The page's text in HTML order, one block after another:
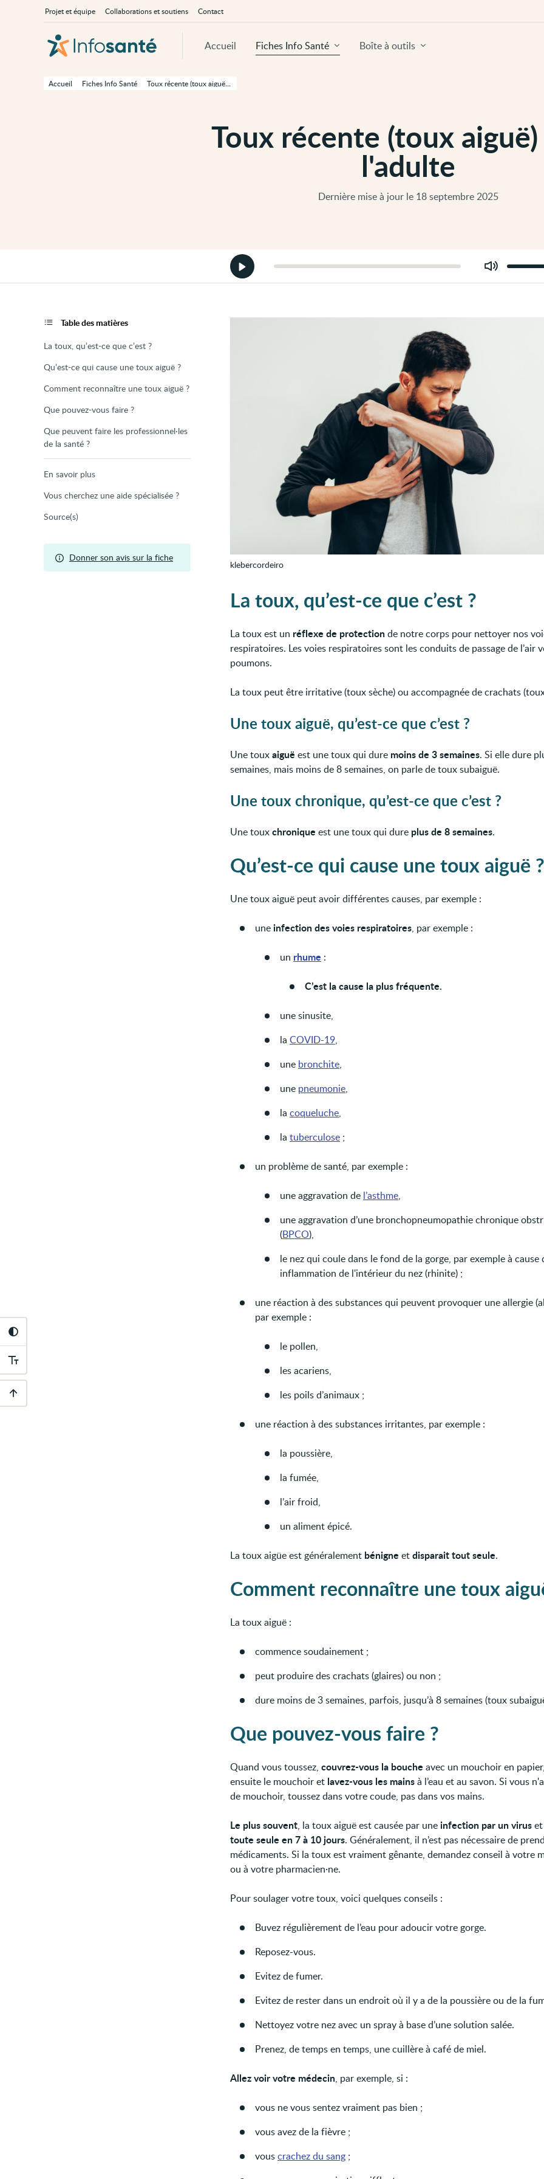
Toux récente (toux
l'adulte
Dernière mise à jour le 18 septembre 2025
Accueil Fiches Info Santé Toux récente (toux aiguë) chez l'adulte
principale
Accueil Fiches Info Santé Boîte à outils
À
propos
Projet et équipe Collaborations et soutiens Contact
Outils
d'accessibilité
Descendre
Démarrer
la
version
page
Modifier
volume
klebercordeiro
La toux, qu’est-ce que c’est ?
La toux est un réflexe de protectionde notre corps pour nettoyer nos
respiratoires. Les voies respiratoires sont les conduits de passage de l’air
poumons.
La toux peut être irritative (toux sèche) ou accompagnée de crachats
Une toux aiguë, qu’est-ce que c’est ?
Une touxaiguë est une toux qui dure moins de 3 semaines. Si elle dure
semaines, mais moins de 8 semaines, on parle de toux subaiguë.
Une toux chronique, qu’est-ce que c’est ?
Une touxchronique est une toux qui dure plus de 8 semaines.
Qu’est-ce qui cause une toux aiguë ?
Une toux aiguë peut avoir différentes causes, par exemple :
uneinfection des voies respiratoires, par exemple :
un rhume :
C’est la cause la plus fréquente.
une sinusite,
la COVID-19,
une bronchite,
une pneumonie,
la coqueluche,
la tuberculose ;
un problème de santé, par exemple :
une aggravation de l’asthme,
une aggravation d’une bronchopneumopathie chronique
(BPCO),
le nez qui coule dans le fond de la gorge, par exemple à cause
inflammation de l'intérieur du nez (rhinite) ;
une réaction à des substances qui peuvent provoquer une allergie
par exemple :
le pollen,
les acariens,
les poils d’animaux ;
une réaction à des substances irritantes, par exemple :
la poussière,
la fumée,
l’air froid,
un aliment épicé.
La toux aigüe est généralement bénigne etdisparait tout seule.
Comment reconnaître une toux
La toux aiguë :
commence soudainement ;
peut produire des crachats (glaires) ou non ;
dure moins de 3 semaines, parfois, jusqu’à 8 semaines (toux
Que pouvez-vous faire ?
Quand vous toussez, couvrez-vous la bouche avec un mouchoir en
ensuite le mouchoir et lavez-vous les mainsà l’eau et au savon. Si vous
de mouchoir, toussez dans votre coude, pas dans vos mains.
Le plus souvent, la toux aiguë est causée par uneinfection par un virus
toute seule en 7 à 10 jours. Généralement, il n’est pas nécessaire de
médicaments. Si la toux est vraiment gênante, demandez conseil à votre
ou à votre pharmacien·ne.
Pour soulager votre toux, voici quelques conseils :
Buvez régulièrement de l’eau pour adoucir votre gorge.
Reposez-vous.
Evitez de fumer.
Evitez de rester dans un endroit où il y a de la poussière ou de la
Nettoyez votre nez avec un spray à base d’une solution salée.
Prenez, de temps en temps, une cuillère à café de miel.
Allez voir votre médecin, par exemple, si :
vous ne vous sentez vraiment pas bien ;
vous avez de la fièvre ;
vouscrachez du sang ;
Table des matières
La toux, qu’est-ce que c’est ?
Qu’est-ce qui cause une toux aiguë ?
Comment reconnaître une toux aiguë ?
Que pouvez-vous faire ?
Que peuvent faire les professionnel·les
de la santé ?
En savoir plus
Vous cherchez une aide spécialisée ?
Source(s)
Donner son avis sur la fiche